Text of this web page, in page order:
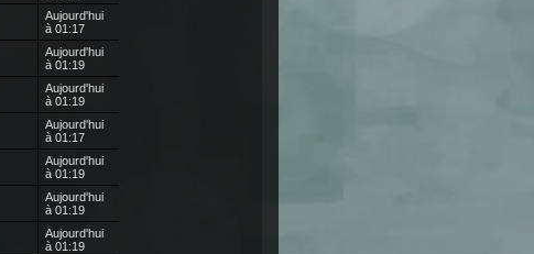
Aujourd'hui
à 01:17
Aujourd'hui
à 01:19
Aujourd'hui
à 01:19
Aujourd'hui
à 01:17
Aujourd'hui
à 01:19
Aujourd'hui
à 01:19
Aujourd'hui
à 01:19